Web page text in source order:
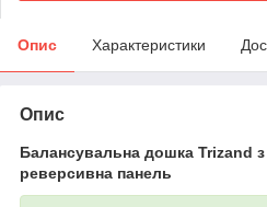
Опис Характеристики
Опис
Балансувальна дошка Trizand з
реверсивна панель